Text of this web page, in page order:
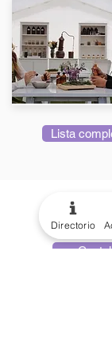
Lista
Directorio